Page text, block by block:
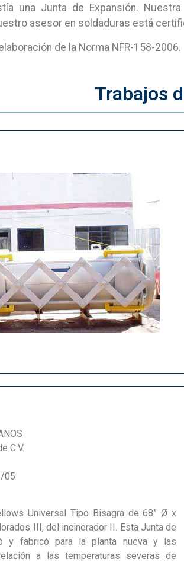
una Junta de Expansión.
asesor en soldaduras está
de la Norma NFR-158-2006.
Trabajos
C.V.
05
Universal Tipo Bisagra de 68” Ø x
III, del incinerador II. Esta Junta de
y fabricó para la planta nueva y las
a las temperaturas severas de